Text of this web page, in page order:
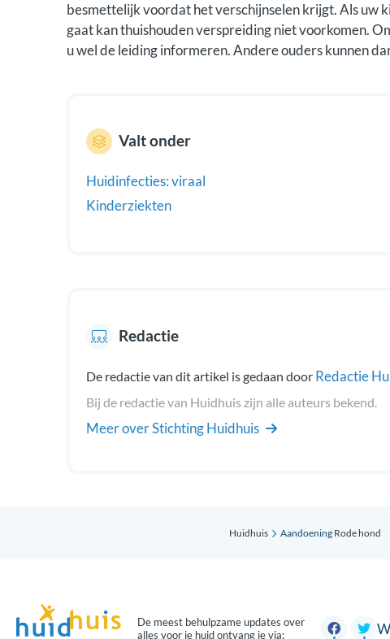
besmettelijk voordat het verschijnselen krijgt. Als uw
gaat kan thuishouden verspreiding niet voorkomen.
u wel de leiding informeren. Andere ouders kunnen
Valt onder
Huidinfecties: viraal
Kinderziekten
Redactie
De redactie van dit artikel is gedaan door Redactie
Bij de redactie van Huidhuis zijn alle auteurs bekend.
Meer over Stichting Huidhuis
Huidhuis Aandoening Rode hond
De meest behulpzame updates over
alles voor je huid ontvang je via: